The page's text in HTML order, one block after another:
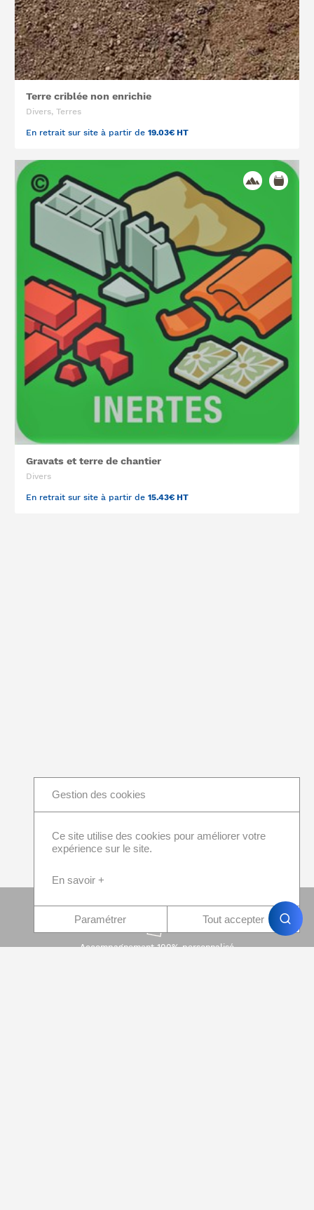
Terre criblée non enrichie
Divers, Terres
En retrait sur site à partir de 19.03€ HT
Gravats et terre de chantier
Divers
En retrait sur site à partir de 15.43€ HT
Accompagnement 100% personnalisé
Gestion des cookies
Ce site utilise des cookies pour améliorer votre
expérience sur le site.
En savoir +
Paramétrer Tout accepter